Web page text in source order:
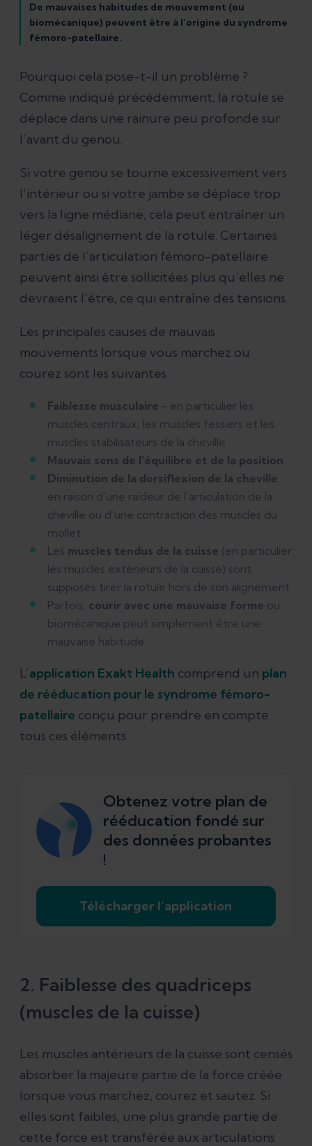
De mauvaises habitudes de mouvement (ou
biomécanique) peuvent être à l’origine du syndrome
fémoro-patellaire.
Pourquoi cela pose-t-il un problème ?
Comme indiqué précédemment, la rotule se
déplace dans une rainure peu profonde sur
l’avant du genou.
Si votre genou se tourne excessivement vers
l’intérieur ou si votre jambe se déplace trop
vers la ligne médiane, cela peut entraîner un
léger désalignement de la rotule. Certaines
parties de l’articulation fémoro-patellaire
peuvent ainsi être sollicitées plus qu’elles ne
devraient l’être, ce qui entraîne des tensions.
Les principales causes de mauvais
mouvements lorsque vous marchez ou
courez sont les suivantes :
Faiblesse musculaire - en particulier les
muscles centraux, les muscles fessiers et les
muscles stabilisateurs de la cheville
Mauvais sens de l’équilibre et de la position
Diminution de la dorsiflexion de la cheville
en raison d’une raideur de l’articulation de la
cheville ou d’une contraction des muscles du
mollet
Les muscles tendus de la cuisse (en particulier
les muscles extérieurs de la cuisse) sont
supposés tirer la rotule hors de son alignement.
Parfois, courir avec une mauvaise forme ou
biomécanique peut simplement être une
mauvaise habitude
L’application Exakt Health comprend un plan
de rééducation pour le syndrome fémoro-
patellaire conçu pour prendre en compte
tous ces éléments.
Obtenez votre plan de
rééducation fondé sur
des données probantes
!
Télécharger l’application
2. Faiblesse des quadriceps
(muscles de la cuisse)
Les muscles antérieurs de la cuisse sont censés
absorber la majeure partie de la force créée
lorsque vous marchez, courez et sautez. Si
elles sont faibles, une plus grande partie de
cette force est transférée aux articulations